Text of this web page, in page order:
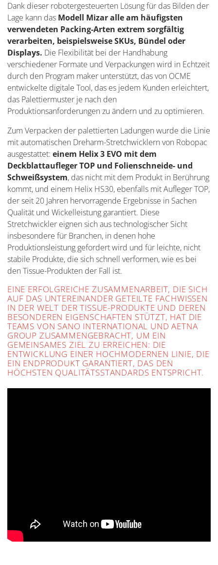
Dank dieser robotergesteuerten Lösung für das Bilden der
Lage kann das Modell Mizar alle am häufigsten
verwendeten Packing-Arten extrem sorgfältig
verarbeiten, beispielsweise SKUs, Bündel oder
Displays. Die Flexibilität bei der Handhabung
verschiedener Formate und Verpackungen wird in Echtzeit
durch den Program maker unterstützt, das von OCME
entwickelte digitale Tool, das es jedem Kunden erleichtert,
das Palettiermuster je nach den
Produktionsanforderungen zu ändern und zu optimieren.
Zum Verpacken der palettierten Ladungen wurde die Linie
mit automatischen Dreharm-Stretchwicklern von Robopac
ausgestattet: einem Helix 3 EVO mit dem
Deckblattaufleger TOP und Folienschneide- und
Schweißsystem, das nicht mit dem Produkt in Berührung
kommt, und einem Helix HS30, ebenfalls mit Aufleger TOP,
der seit 20 Jahren hervorragende Ergebnisse in Sachen
Qualität und Wickelleistung garantiert. Diese
Stretchwickler eignen sich aus technologischer Sicht
insbesondere für Branchen, in denen hohe
Produktionsleistung gefordert wird und für leichte, nicht
stabile Produkte, die sich schnell verformen, wie es bei
den Tissue-Produkten der Fall ist.
EINE ERFOLGREICHE ZUSAMMENARBEIT, DIE SICH
AUF DAS UNTEREINANDER GETEILTE FACHWISSEN
IN DER WELT DER TISSUE-PRODUKTE UND DEREN
BESONDEREN EIGENSCHAFTEN STÜTZT, HAT DIE
TEAMS VON SANO INTERNATIONAL UND AETNA
GROUP ZUSAMMENGEBRACHT, UM EIN
GEMEINSAMES ZIEL ZU ERREICHEN: DIE
ENTWICKLUNG EINER HOCHMODERNEN LINIE, DIE
EIN ENDPRODUKT GARANTIERT, DAS DEN
HÖCHSTEN QUALITÄTSSTANDARDS ENTSPRICHT.